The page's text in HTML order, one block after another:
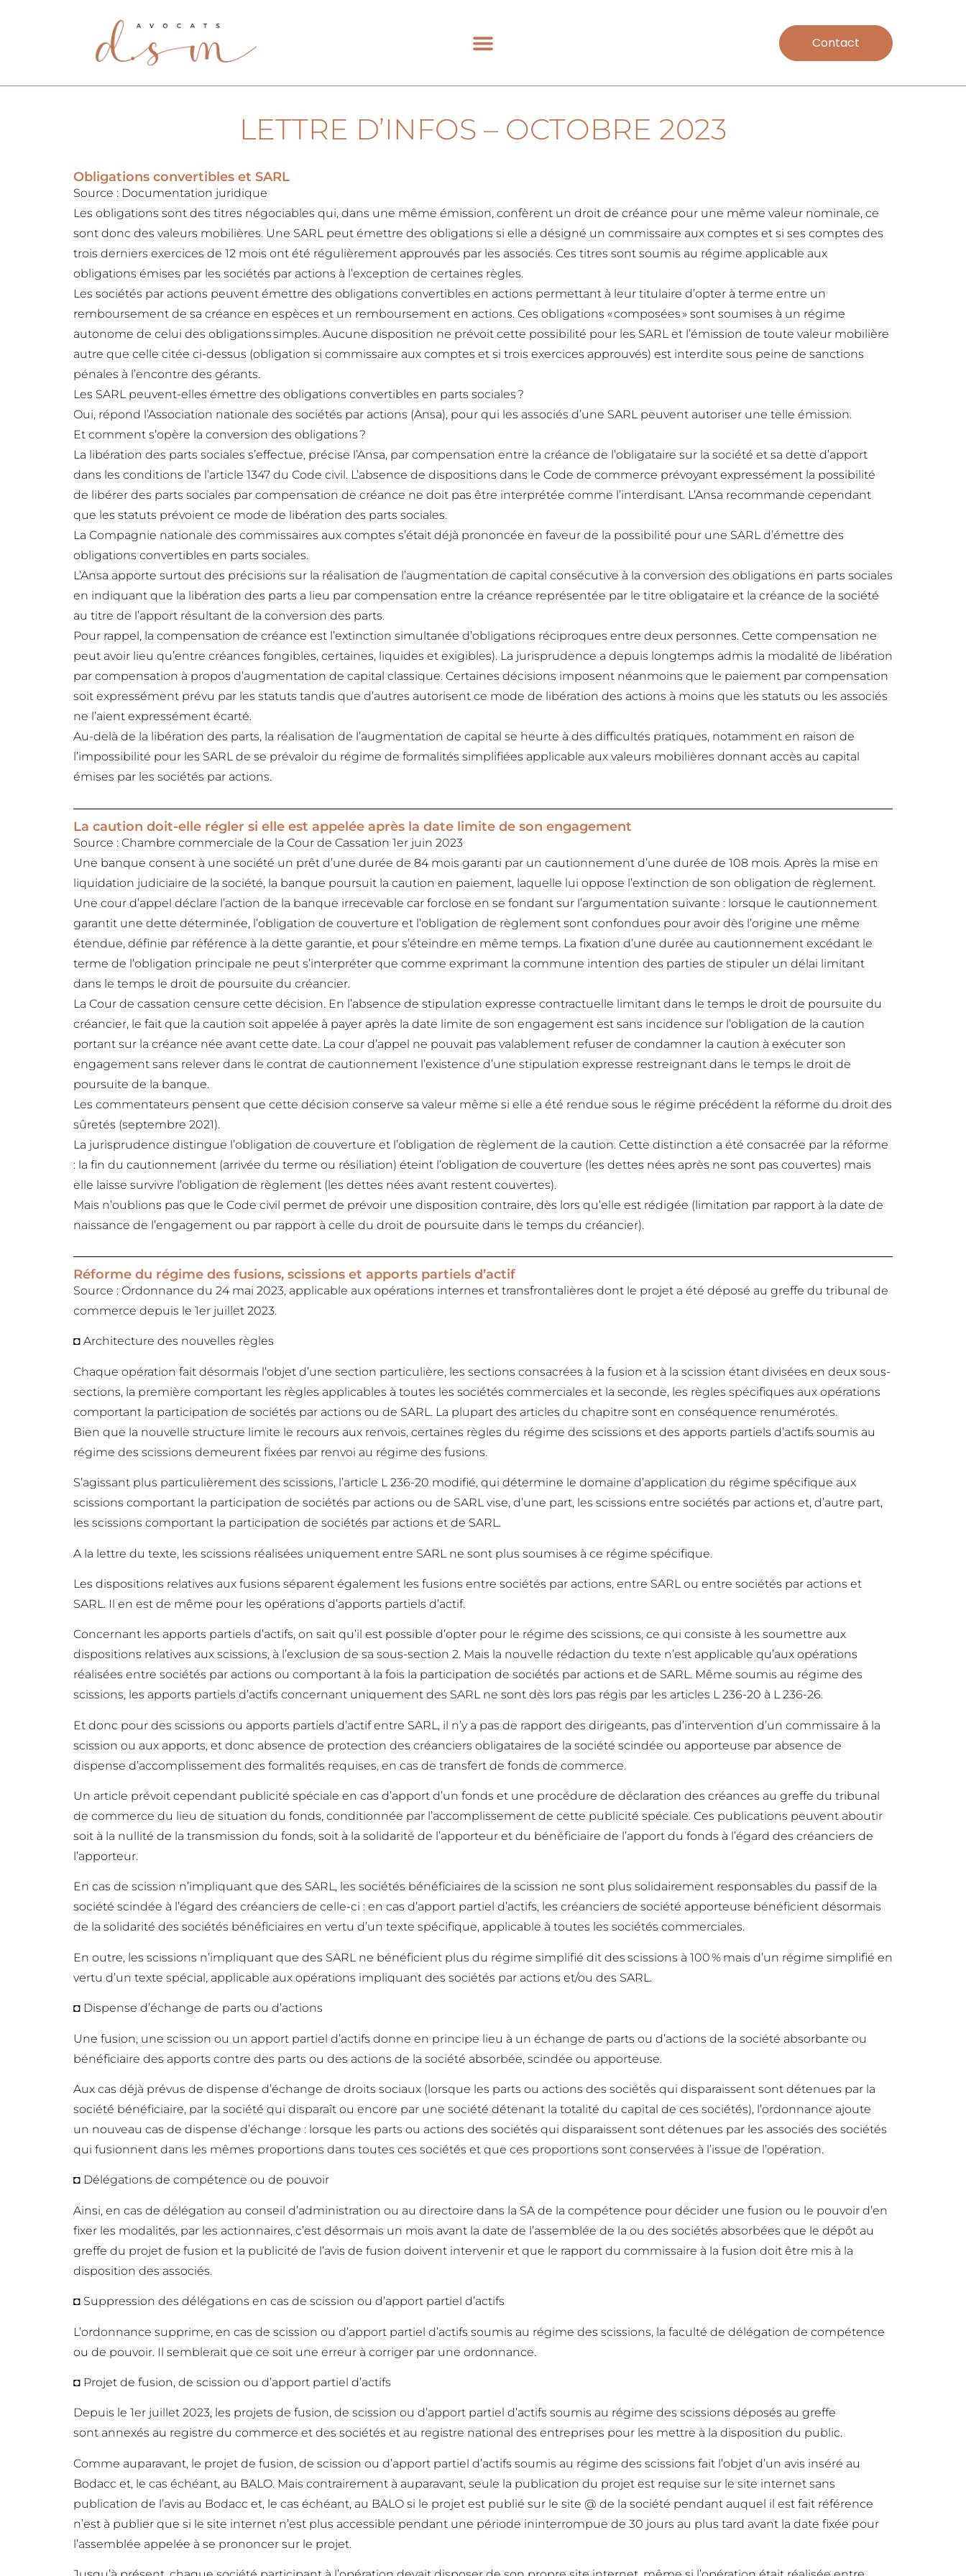
Contact
LETTRE D’INFOS – OCTOBRE 2023
Obligations convertibles et SARL
Source : Documentation juridique
Les obligations sont des titres négociables qui, dans une même émission, confèrent un droit de créance pour une même valeur nominale, ce
sont donc des valeurs mobilières. Une SARL peut émettre des obligations si elle a désigné un commissaire aux comptes et si ses comptes des
trois derniers exercices de 12 mois ont été régulièrement approuvés par les associés. Ces titres sont soumis au régime applicable aux
obligations émises par les sociétés par actions à l’exception de certaines règles.
Les sociétés par actions peuvent émettre des obligations convertibles en actions permettant à leur titulaire d’opter à terme entre un
remboursement de sa créance en espèces et un remboursement en actions. Ces obligations « composées » sont soumises à un régime
autonome de celui des obligations simples. Aucune disposition ne prévoit cette possibilité pour les SARL et l’émission de toute valeur mobilière
autre que celle citée ci-dessus (obligation si commissaire aux comptes et si trois exercices approuvés) est interdite sous peine de sanctions
pénales à l’encontre des gérants.
Les SARL peuvent-elles émettre des obligations convertibles en parts sociales ?
Oui, répond l’Association nationale des sociétés par actions (Ansa), pour qui les associés d’une SARL peuvent autoriser une telle émission.
Et comment s’opère la conversion des obligations ?
La libération des parts sociales s’effectue, précise l’Ansa, par compensation entre la créance de l’obligataire sur la société et sa dette d’apport
dans les conditions de l’article 1347 du Code civil. L’absence de dispositions dans le Code de commerce prévoyant expressément la possibilité
de libérer des parts sociales par compensation de créance ne doit pas être interprétée comme l’interdisant. L’Ansa recommande cependant
que les statuts prévoient ce mode de libération des parts sociales.
La Compagnie nationale des commissaires aux comptes s’était déjà prononcée en faveur de la possibilité pour une SARL d’émettre des
obligations convertibles en parts sociales.
L’Ansa apporte surtout des précisions sur la réalisation de l’augmentation de capital consécutive à la conversion des obligations en parts sociales
en indiquant que la libération des parts a lieu par compensation entre la créance représentée par le titre obligataire et la créance de la société
au titre de l’apport résultant de la conversion des parts.
Pour rappel, la compensation de créance est l’extinction simultanée d’obligations réciproques entre deux personnes. Cette compensation ne
peut avoir lieu qu’entre créances fongibles, certaines, liquides et exigibles). La jurisprudence a depuis longtemps admis la modalité de libération
par compensation à propos d’augmentation de capital classique. Certaines décisions imposent néanmoins que le paiement par compensation
soit expressément prévu par les statuts tandis que d’autres autorisent ce mode de libération des actions à moins que les statuts ou les associés
ne l’aient expressément écarté.
Au-delà de la libération des parts, la réalisation de l’augmentation de capital se heurte à des difficultés pratiques, notamment en raison de
l’impossibilité pour les SARL de se prévaloir du régime de formalités simplifiées applicable aux valeurs mobilières donnant accès au capital
émises par les sociétés par actions.
La caution doit-elle régler si elle est appelée après la date limite de son engagement
Source : Chambre commerciale de la Cour de Cassation 1er juin 2023
Une banque consent à une société un prêt d’une durée de 84 mois garanti par un cautionnement d’une durée de 108 mois. Après la mise en
liquidation judiciaire de la société, la banque poursuit la caution en paiement, laquelle lui oppose l’extinction de son obligation de règlement.
Une cour d’appel déclare l’action de la banque irrecevable car forclose en se fondant sur l’argumentation suivante : lorsque le cautionnement
garantit une dette déterminée, l’obligation de couverture et l’obligation de règlement sont confondues pour avoir dès l’origine une même
étendue, définie par référence à la dette garantie, et pour s’éteindre en même temps. La fixation d’une durée au cautionnement excédant le
terme de l’obligation principale ne peut s’interpréter que comme exprimant la commune intention des parties de stipuler un délai limitant
dans le temps le droit de poursuite du créancier.
La Cour de cassation censure cette décision. En l’absence de stipulation expresse contractuelle limitant dans le temps le droit de poursuite du
créancier, le fait que la caution soit appelée à payer après la date limite de son engagement est sans incidence sur l’obligation de la caution
portant sur la créance née avant cette date. La cour d’appel ne pouvait pas valablement refuser de condamner la caution à exécuter son
engagement sans relever dans le contrat de cautionnement l’existence d’une stipulation expresse restreignant dans le temps le droit de
poursuite de la banque.
Les commentateurs pensent que cette décision conserve sa valeur même si elle a été rendue sous le régime précédent la réforme du droit des
sûretés (septembre 2021).
La jurisprudence distingue l’obligation de couverture et l’obligation de règlement de la caution. Cette distinction a été consacrée par la réforme
: la fin du cautionnement (arrivée du terme ou résiliation) éteint l’obligation de couverture (les dettes nées après ne sont pas couvertes) mais
elle laisse survivre l’obligation de règlement (les dettes nées avant restent couvertes).
Mais n’oublions pas que le Code civil permet de prévoir une disposition contraire, dès lors qu’elle est rédigée (limitation par rapport à la date de
naissance de l’engagement ou par rapport à celle du droit de poursuite dans le temps du créancier).
Réforme du régime des fusions, scissions et apports partiels d’actif
Source : Ordonnance du 24 mai 2023, applicable aux opérations internes et transfrontalières dont le projet a été déposé au greffe du tribunal de
commerce depuis le 1er juillet 2023.
◘ Architecture des nouvelles règles
Chaque opération fait désormais l’objet d’une section particulière, les sections consacrées à la fusion et à la scission étant divisées en deux sous-
sections, la première comportant les règles applicables à toutes les sociétés commerciales et la seconde, les règles spécifiques aux opérations
comportant la participation de sociétés par actions ou de SARL. La plupart des articles du chapitre sont en conséquence renumérotés.
Bien que la nouvelle structure limite le recours aux renvois, certaines règles du régime des scissions et des apports partiels d’actifs soumis au
régime des scissions demeurent fixées par renvoi au régime des fusions.
S’agissant plus particulièrement des scissions, l’article L 236-20 modifié, qui détermine le domaine d’application du régime spécifique aux
scissions comportant la participation de sociétés par actions ou de SARL vise, d’une part, les scissions entre sociétés par actions et, d’autre part,
les scissions comportant la participation de sociétés par actions et de SARL.
A la lettre du texte, les scissions réalisées uniquement entre SARL ne sont plus soumises à ce régime spécifique.
Les dispositions relatives aux fusions séparent également les fusions entre sociétés par actions, entre SARL ou entre sociétés par actions et
SARL. Il en est de même pour les opérations d’apports partiels d’actif.
Concernant les apports partiels d’actifs, on sait qu’il est possible d’opter pour le régime des scissions, ce qui consiste à les soumettre aux
dispositions relatives aux scissions, à l’exclusion de sa sous-section 2. Mais la nouvelle rédaction du texte n’est applicable qu’aux opérations
réalisées entre sociétés par actions ou comportant à la fois la participation de sociétés par actions et de SARL. Même soumis au régime des
scissions, les apports partiels d’actifs concernant uniquement des SARL ne sont dès lors pas régis par les articles L 236-20 à L 236-26.
Et donc pour des scissions ou apports partiels d’actif entre SARL, il n’y a pas de rapport des dirigeants, pas d’intervention d’un commissaire à la
scission ou aux apports, et donc absence de protection des créanciers obligataires de la société scindée ou apporteuse par absence de
dispense d’accomplissement des formalités requises, en cas de transfert de fonds de commerce.
Un article prévoit cependant publicité spéciale en cas d’apport d’un fonds et une procédure de déclaration des créances au greffe du tribunal
de commerce du lieu de situation du fonds, conditionnée par l’accomplissement de cette publicité spéciale. Ces publications peuvent aboutir
soit à la nullité de la transmission du fonds, soit à la solidarité de l’apporteur et du bénéficiaire de l’apport du fonds à l’égard des créanciers de
l’apporteur.
En cas de scission n’impliquant que des SARL, les sociétés bénéficiaires de la scission ne sont plus solidairement responsables du passif de la
société scindée à l’égard des créanciers de celle-ci : en cas d’apport partiel d’actifs, les créanciers de société apporteuse bénéficient désormais
de la solidarité des sociétés bénéficiaires en vertu d’un texte spécifique, applicable à toutes les sociétés commerciales.
En outre, les scissions n’impliquant que des SARL ne bénéficient plus du régime simplifié dit des scissions à 100 % mais d’un régime simplifié en
vertu d’un texte spécial, applicable aux opérations impliquant des sociétés par actions et/ou des SARL.
◘ Dispense d’échange de parts ou d’actions
Une fusion, une scission ou un apport partiel d’actifs donne en principe lieu à un échange de parts ou d’actions de la société absorbante ou
bénéficiaire des apports contre des parts ou des actions de la société absorbée, scindée ou apporteuse.
Aux cas déjà prévus de dispense d’échange de droits sociaux (lorsque les parts ou actions des sociétés qui disparaissent sont détenues par la
société bénéficiaire, par la société qui disparaît ou encore par une société détenant la totalité du capital de ces sociétés), l’ordonnance ajoute
un nouveau cas de dispense d’échange : lorsque les parts ou actions des sociétés qui disparaissent sont détenues par les associés des sociétés
qui fusionnent dans les mêmes proportions dans toutes ces sociétés et que ces proportions sont conservées à l’issue de l’opération.
◘ Délégations de compétence ou de pouvoir
Ainsi, en cas de délégation au conseil d’administration ou au directoire dans la SA de la compétence pour décider une fusion ou le pouvoir d’en
fixer les modalités, par les actionnaires, c’est désormais un mois avant la date de l’assemblée de la ou des sociétés absorbées que le dépôt au
greffe du projet de fusion et la publicité de l’avis de fusion doivent intervenir et que le rapport du commissaire à la fusion doit être mis à la
disposition des associés.
◘ Suppression des délégations en cas de scission ou d’apport partiel d’actifs
L’ordonnance supprime, en cas de scission ou d’apport partiel d’actifs soumis au régime des scissions, la faculté de délégation de compétence
ou de pouvoir. Il semblerait que ce soit une erreur à corriger par une ordonnance.
◘ Projet de fusion, de scission ou d’apport partiel d’actifs
Depuis le 1er juillet 2023, les projets de fusion, de scission ou d’apport partiel d’actifs soumis au régime des scissions déposés au greffe
sont annexés au registre du commerce et des sociétés et au registre national des entreprises pour les mettre à la disposition du public.
Comme auparavant, le projet de fusion, de scission ou d’apport partiel d’actifs soumis au régime des scissions fait l’objet d’un avis inséré au
Bodacc et, le cas échéant, au BALO. Mais contrairement à auparavant, seule la publication du projet est requise sur le site internet sans
publication de l’avis au Bodacc et, le cas échéant, au BALO si le projet est publié sur le site @ de la société pendant auquel il est fait référence
n’est à publier que si le site internet n’est plus accessible pendant une période ininterrompue de 30 jours au plus tard avant la date fixée pour
l’assemblée appelée à se prononcer sur le projet.